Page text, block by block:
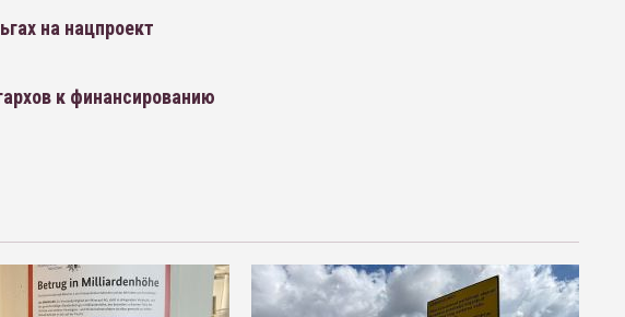
на нацпроект
к финансированию